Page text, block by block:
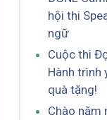
hội thi
ngữ
Cuộc thi
Hành trình
quà tặng!
Chào năm